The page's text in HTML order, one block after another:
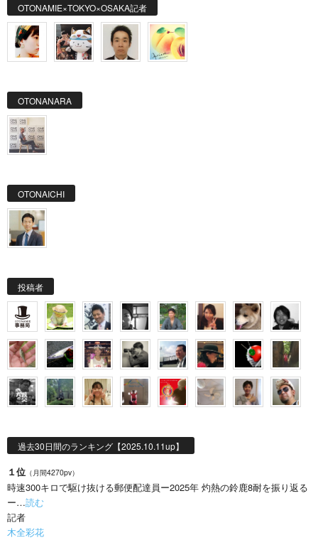
OTONAMIE×TOKYO×OSAKA記者
OTONANARA
OTONAICHI
投稿者
過去30日間のランキング【2025.10.11up】
１位 （月間4270pv）
時速300キロで駆け抜ける郵便配達員ー2025年 灼熱の鈴鹿8耐を振り返る
ー…読む
記者
木全彩花